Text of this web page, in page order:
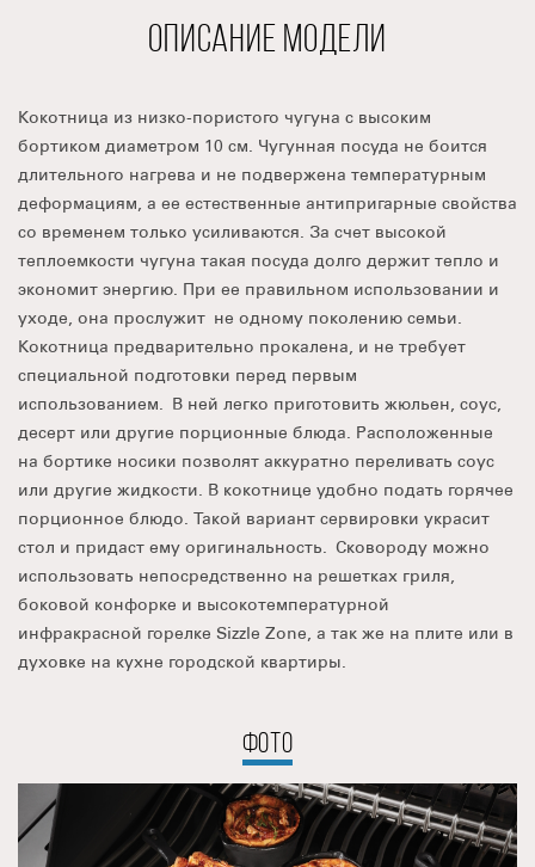
ОПИСАНИЕ МОДЕЛИ
Кокотница из низко-пористого чугуна с высоким
бортиком диаметром 10 см. Чугунная посуда не боится
длительного нагрева и не подвержена температурным
деформациям, а ее естественные антипригарные свойства
со временем только усиливаются. За счет высокой
теплоемкости чугуна такая посуда долго держит тепло и
экономит энергию. При ее правильном использовании и
уходе, она прослужит не одному поколению семьи.
Кокотница предварительно прокалена, и не требует
специальной подготовки перед первым
использованием. В ней легко приготовить жюльен, соус,
десерт или другие порционные блюда. Расположенные
на бортике носики позволят аккуратно переливать соус
или другие жидкости. В кокотнице удобно подать горячее
порционное блюдо. Такой вариант сервировки украсит
стол и придаст ему оригинальность. Сковороду можно
использовать непосредственно на решетках гриля,
боковой конфорке и высокотемпературной
инфракрасной горелке Sizzle Zone, а так же на плите или в
духовке на кухне городской квартиры.
ФОТО